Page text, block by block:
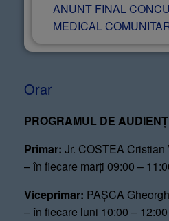
ANUNT FINAL
MEDICAL
Orar
PROGRAMUL DE
Primar: Jr. COSTEA Cristian
– în fiecare marți 09:00 –
Viceprimar: PAȘCA
– în fiecare luni 10:00 – 12:00